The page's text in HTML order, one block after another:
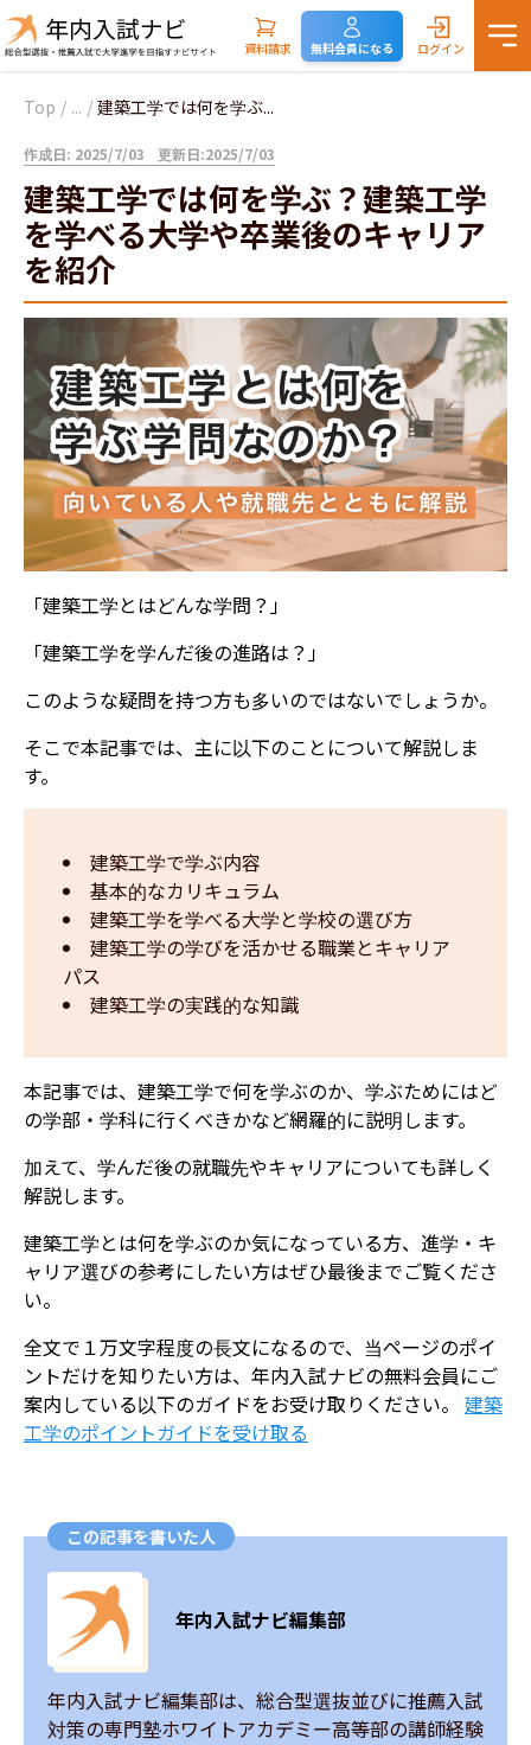
資料請求 無料会員になる ログイン
Top / ... / 建築工学では何を学ぶ...
作成日: 2025/7/03 更新日:2025/7/03
建築工学では何を学ぶ？建築工学
を学べる大学や卒業後のキャリア
を紹介
「建築工学とはどんな学問？」
「建築工学を学んだ後の進路は？」
このような疑問を持つ方も多いのではないでしょうか。
そこで本記事では、主に以下のことについて解説しま
す。
建築工学で学ぶ内容
基本的なカリキュラム
建築工学を学べる大学と学校の選び方
建築工学の学びを活かせる職業とキャリア
パス
建築工学の実践的な知識
本記事では、建築工学で何を学ぶのか、学ぶためにはど
の学部・学科に行くべきかなど網羅的に説明します。
加えて、学んだ後の就職先やキャリアについても詳しく
解説します。
建築工学とは何を学ぶのか気になっている方、進学・キ
ャリア選びの参考にしたい方はぜひ最後までご覧くださ
い。
全文で１万文字程度の長文になるので、当ページのポイ
ントだけを知りたい方は、年内入試ナビの無料会員にご
案内している以下のガイドをお受け取りください。 ​建築
工学のポイントガイドを受け取る
この記事を書いた人
年内入試ナビ編集部
年内入試ナビ編集部は、総合型選抜並びに推薦入試
対策の専門塾ホワイトアカデミー高等部の講師経験